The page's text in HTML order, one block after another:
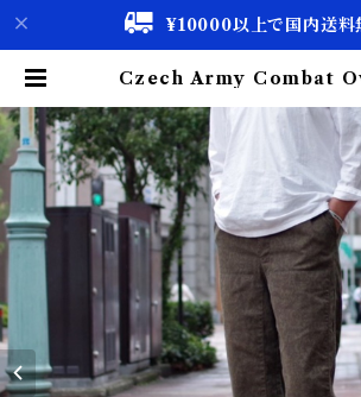
¥10000以上で国内送料
Czech Army Combat
ーバーパンツ | 古着屋 仙台
【古着 & Vintage 通販